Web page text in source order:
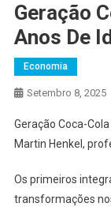
Geração
Anos De
Economia
Setembro 8, 2025
Geração Coca-
Martin Henkel,
Os primeiros
transformações